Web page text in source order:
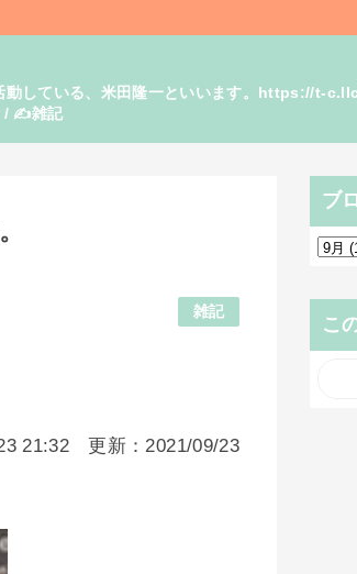
している、米田隆一といいます。https://t-
/ ✍️雑記
雑記
21:32 更新：2021/09/23
ブ
こ